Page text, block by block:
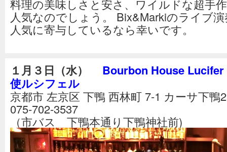
料理の美味しさと安さ、ワイルドな超手
人気なのでしょう。 Bix&Markiのライブ
人気に寄与しているなら幸いです。
１月３日（水）
Bourbon House
使ルシフェル
京都市 左京区 下鴨 西林町 7-1 カーサ
075‐702‐3537
（市バス 下鴨本通り下鴨神社前)